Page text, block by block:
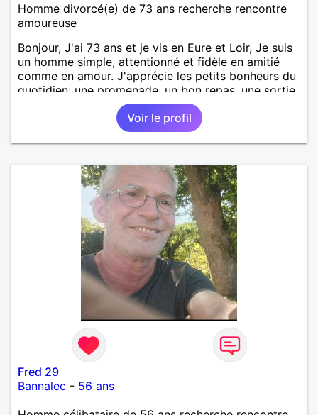
Homme divorcé(e) de 73 ans recherche rencontre
amoureuse
Bonjour, J'ai 73 ans et je vis en Eure et Loir, Je suis
un homme simple, attentionné et fidèle en amitié
comme en amour. J'apprécie les petits bonheurs du
quotidien; une promenade, un bon repas, une sortie,
une discision agréable ou un moment de détente à
deux. Je souhaite rencontrer une femme douce,
honnête et bienveillante, avec qui partager des
moments de complicité, de rire et de confiance. Je
une belle amitié et qu'il n'est jamais trop tard pour
écrire une nouvelle histoire. Si vous aimez les
échanges sincères, les valeurs de respect et de
simplicité, nous pourrions faire connaissance autour
d'un café suivi d'une balade, sans précipitation et
laisser le temps faire le reste. Au plaisir de vous lire.
Voir le profil
Fred 29
Bannalec - 56 ans